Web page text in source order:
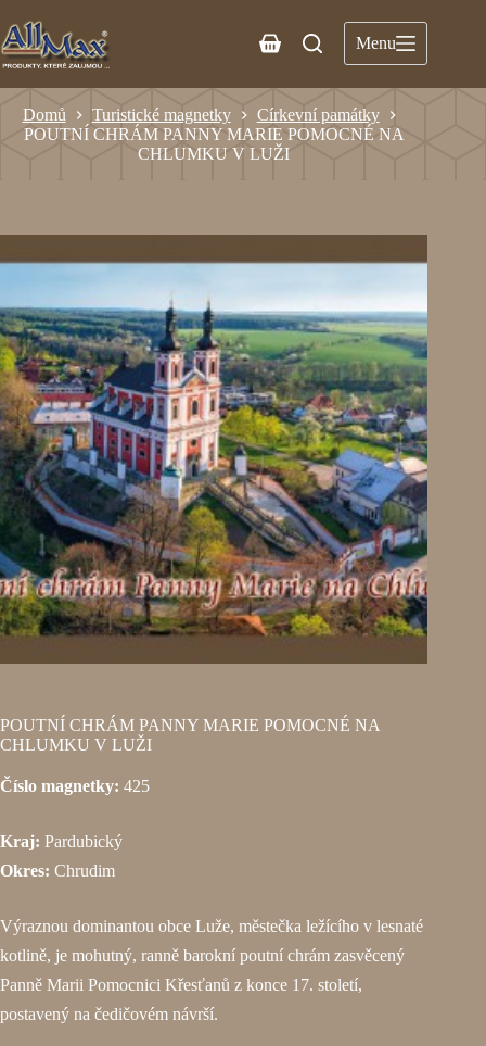
Menu
Domů Turistické magnetky
Církevní památky
POUTNÍ CHRÁM PANNY MARIE POMOCNÉ NA
CHLUMKU V LUŽI
POUTNÍ CHRÁM PANNY MARIE POMOCNÉ NA
CHLUMKU V LUŽI
Číslo magnetky: 425
Kraj: Pardubický
Okres: Chrudim
Výraznou dominantou obce Luže, městečka ležícího v lesnaté
kotlině, je mohutný, ranně barokní poutní chrám zasvěcený
Panně Marii Pomocnici Křesťanů z konce 17. století,
postavený na čedičovém návrší.